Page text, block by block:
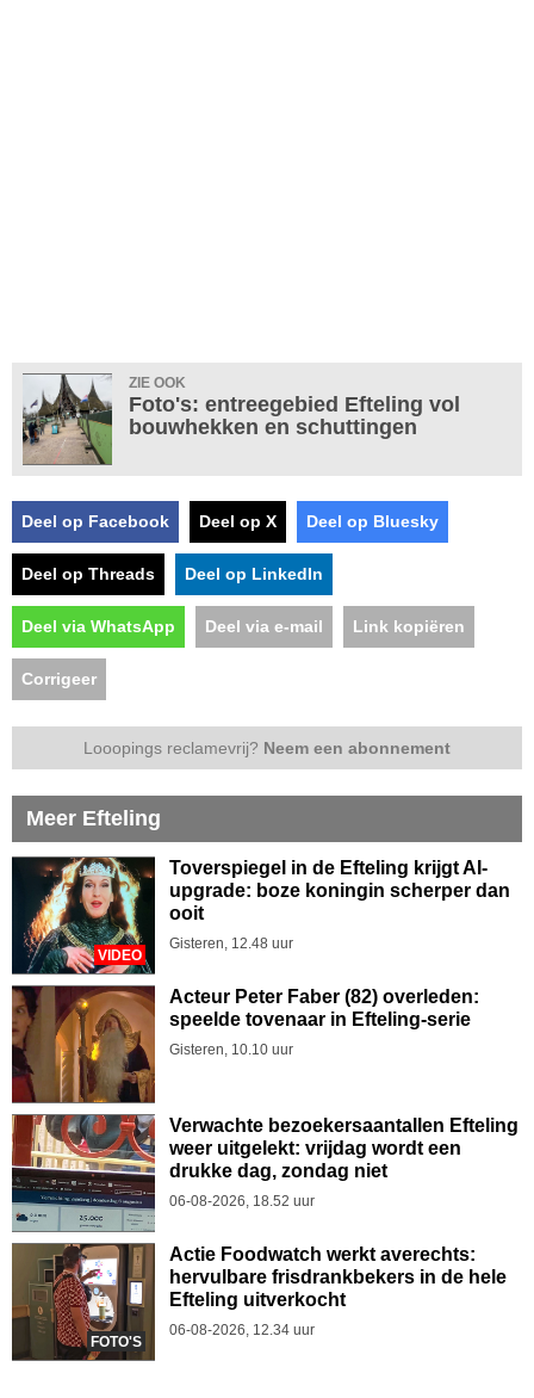
ZIE OOK
Foto's: entreegebied Efteling vol
bouwhekken en schuttingen
Deel op Facebook Deel op X Deel op Bluesky
Deel op Threads Deel op LinkedIn
Deel via WhatsApp Deel via e-mail Link kopiëren
Corrigeer
Looopings reclamevrij? Neem een abonnement
Meer Efteling
VIDEO
Toverspiegel in de Efteling krijgt AI-
upgrade: boze koningin scherper dan
ooit
Gisteren, 12.48 uur
Acteur Peter Faber (82) overleden:
speelde tovenaar in Efteling-serie
Gisteren, 10.10 uur
Verwachte bezoekersaantallen Efteling
weer uitgelekt: vrijdag wordt een
drukke dag, zondag niet
06-08-2026, 18.52 uur
FOTO'S
Actie Foodwatch werkt averechts:
hervulbare frisdrankbekers in de hele
Efteling uitverkocht
06-08-2026, 12.34 uur